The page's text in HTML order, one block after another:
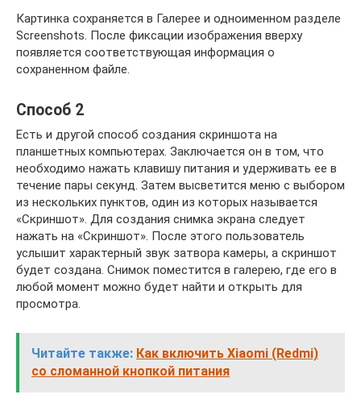
Картинка сохраняется в Галерее и одноименном разделе
Screenshots. После фиксации изображения вверху
появляется соответствующая информация о
сохраненном файле.
Способ 2
Есть и другой способ создания скриншота на
планшетных компьютерах. Заключается он в том, что
необходимо нажать клавишу питания и удерживать ее в
течение пары секунд. Затем высветится меню с выбором
из нескольких пунктов, один из которых называется
«Скриншот». Для создания снимка экрана следует
нажать на «Скриншот». После этого пользователь
услышит характерный звук затвора камеры, а скриншот
будет создана. Снимок поместится в галерею, где его в
любой момент можно будет найти и открыть для
просмотра.
Читайте также: Как включить Xiaomi (Redmi)
со сломанной кнопкой питания